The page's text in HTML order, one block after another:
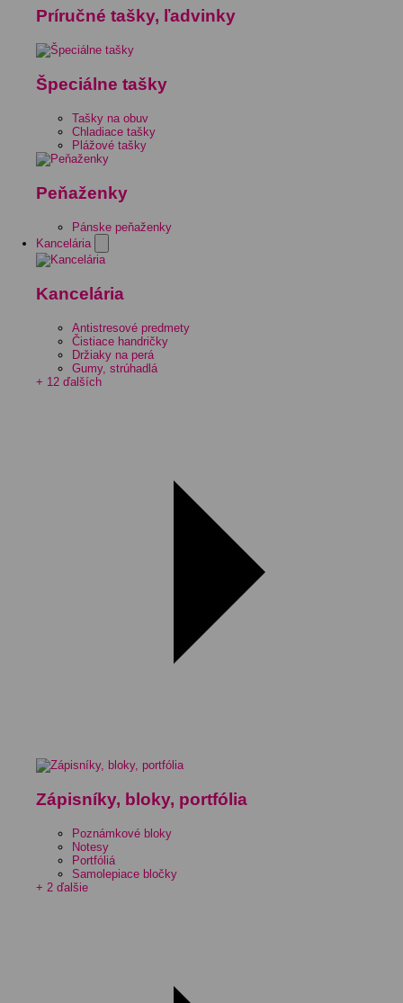
Príručné tašky, ľadvinky
Špeciálne tašky
Tašky na obuv
Chladiace tašky
Plážové tašky
Peňaženky
Pánske peňaženky
Kancelária
Kancelária
Antistresové predmety
Čistiace handričky
Držiaky na perá
Gumy, strúhadlá
+ 12 ďalších
Zápisníky, bloky, portfólia
Poznámkové bloky
Notesy
Portfóliá
Samolepiace bločky
+ 2 ďalšie